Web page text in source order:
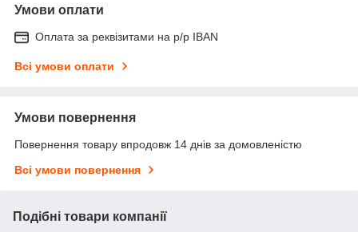
Умови оплати
Оплата за реквізитами на р/р IBAN
Всі умови оплати
Умови повернення
Повернення товару впродовж 14 днів за домовленістю
Всі умови повернення
Подібні товари компанії